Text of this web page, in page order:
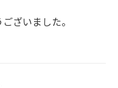
ざいました。